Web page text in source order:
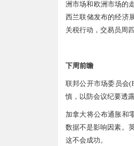
洲市场和欧洲市场的
西兰联储发布的经济
关税行动，交易员周
下周前瞻
联邦公开市场委员会
慎，以防会议纪要透
加拿大将公布通胀和
数据不是影响因素。
这不会成功。